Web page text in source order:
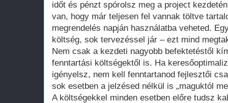
időt és pénzt spórolsz meg a project
van, hogy már teljesen fel vannak töltve
megrendelés napján használatba veheted.
költség, sok tervezéssel jár – ezt mind
Nem csak a kezdeti nagyobb befektetéstől
fenntartási költségektől is. Ha
igényelsz, nem kell fenntartanod fejlesztői
sok esetben a jelzésed nélkül is „maguktól
A költségekkel minden esetben előre tudsz